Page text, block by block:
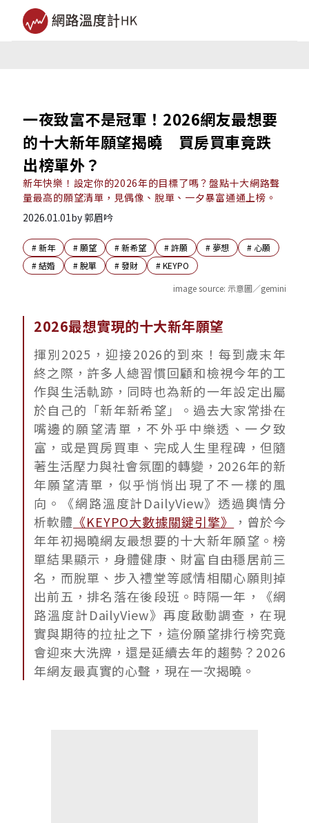
一夜致富不是冠軍！2026網友最想要
的十大新年願望揭曉 買房買車竟跌
出榜單外？
新年快樂！設定你的2026年的目標了嗎？盤點十大網路聲
量最高的願望清單，見偶像、脫單、一夕暴富通通上榜。
2026.01.01by郭眉吟
#新年 #願望 #新希望 #許願 # 夢想 # 心願
#結婚 #脫單 #發財 #KEYPO
image source: 示意圖／gemini
2026最想實現的十大新年願望
揮別2025，迎接2026的到來！每到歲末年
終之際，許多人總習慣回顧和檢視今年的工
作與生活軌跡，同時也為新的一年設定出屬
於自己的「新年新希望」。過去大家常掛在
嘴邊的願望清單，不外乎中樂透、一夕致
富，或是買房買車、完成人生里程碑，但隨
著生活壓力與社會氛圍的轉變，2026年的新
年願望清單，似乎悄悄出現了不一樣的風
向。《網路溫度計DailyView》透過輿情分
析軟體 《KEYPO大數據關鍵引擎》
，曾於今
年年初揭曉網友最想要的十大新年願望。榜
單結果顯示，身體健康、財富自由穩居前三
名，而脫單、步入禮堂等感情相關心願則掉
出前五，排名落在後段班。時隔一年，《網
路溫度計DailyView》再度啟動調查，在現
實與期待的拉扯之下，這份願望排行榜究竟
會迎來大洗牌，還是延續去年的趨勢？2026
年網友最真實的心聲，現在一次揭曉。